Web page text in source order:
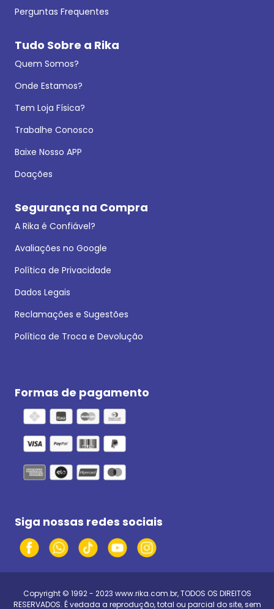
Perguntas Frequentes
Tudo Sobre a Rika
Quem Somos?
Onde Estamos?
Tem Loja Física?
Trabalhe Conosco
Baixe Nosso APP
Doações
Segurança na Compra
A Rika é Confiável?
Avaliações no Google
Política de Privacidade
Dados Legais
Reclamações e Sugestões
Política de Troca e Devolução
Formas de pagamento
Siga nossas redes sociais
Copyright © 1992 - 2023 www.rika.com.br, TODOS OS DIREITOS
RESERVADOS. É vedada a reprodução, total ou parcial do site, sem